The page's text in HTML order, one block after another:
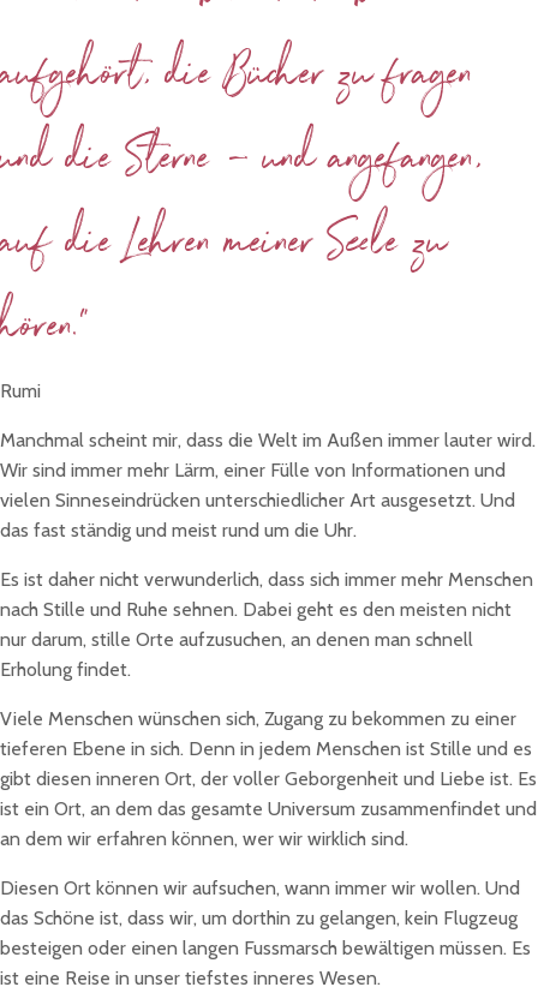
aufgehört, die Bücher zu fragen
und die Sterne – und angefangen,
auf die Lehren meiner Seele zu
hören."
Rumi
Manchmal scheint mir, dass die Welt im Außen immer lauter wird.
Wir sind immer mehr Lärm, einer Fülle von Informationen und
vielen Sinneseindrücken unterschiedlicher Art ausgesetzt. Und
das fast ständig und meist rund um die Uhr.
Es ist daher nicht verwunderlich, dass sich immer mehr Menschen
nach Stille und Ruhe sehnen. Dabei geht es den meisten nicht
nur darum, stille Orte aufzusuchen, an denen man schnell
Erholung findet.
Viele Menschen wünschen sich, Zugang zu bekommen zu einer
tieferen Ebene in sich. Denn in jedem Menschen ist Stille und es
gibt diesen inneren Ort, der voller Geborgenheit und Liebe ist. Es
ist ein Ort, an dem das gesamte Universum zusammenfindet und
an dem wir erfahren können, wer wir wirklich sind.
Diesen Ort können wir aufsuchen, wann immer wir wollen. Und
das Schöne ist, dass wir, um dorthin zu gelangen, kein Flugzeug
besteigen oder einen langen Fussmarsch bewältigen müssen. Es
ist eine Reise in unser tiefstes inneres Wesen.